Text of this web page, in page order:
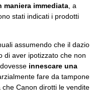
immediata , a
stati indicati i prodotti
assumendo che il dazio
di aver ipotizzato che non
innescare una
fare da tampone
Canon dirotti le vendite